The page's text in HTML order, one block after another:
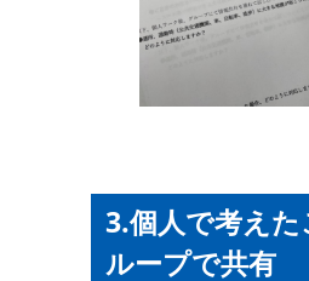
3.個人で考え
ループで共有